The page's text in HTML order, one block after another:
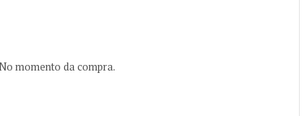
momento da compra.